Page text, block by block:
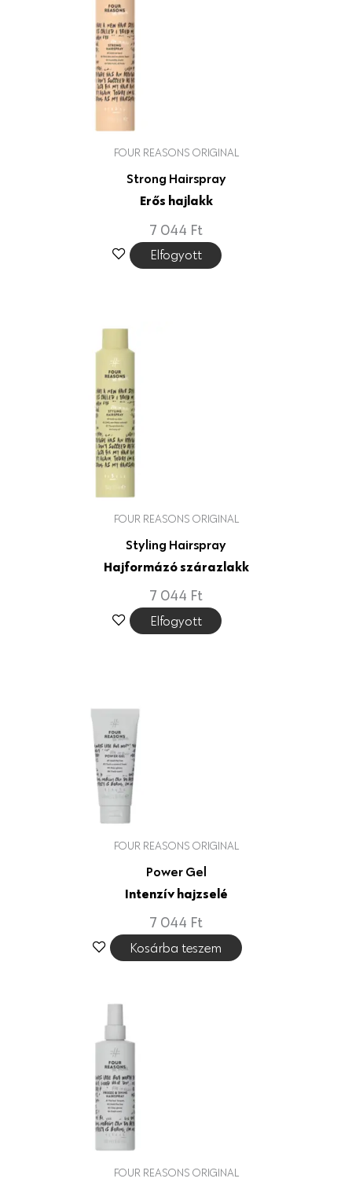
FOUR REASONS ORIGINAL
Strong Hairspray
Erős hajlakk
7 044 Ft
Elfogyott
FOUR REASONS ORIGINAL
Styling Hairspray
Hajformázó szárazlakk
7 044 Ft
Elfogyott
FOUR REASONS ORIGINAL
Power Gel
Intenzív hajzselé
7 044 Ft
Kosárba teszem
FOUR REASONS ORIGINAL